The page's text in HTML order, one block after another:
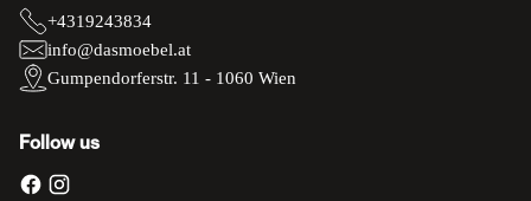
+4319243834
info@dasmoebel.at
Gumpendorferstr. 11 - 1060 Wien
Follow us